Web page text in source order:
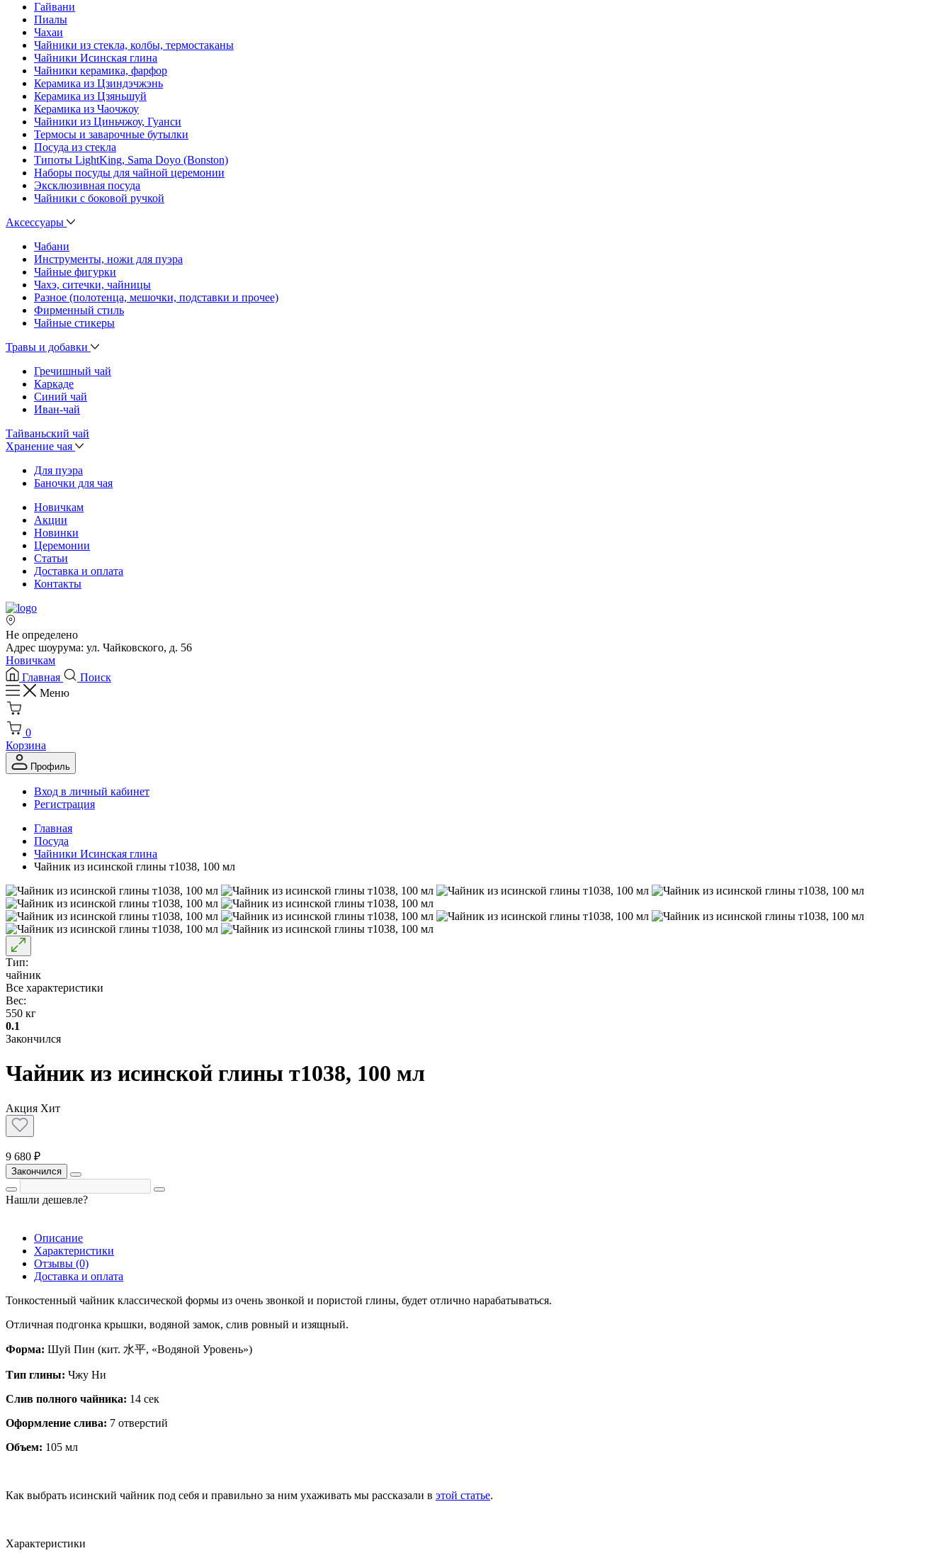
Гайвани
Пиалы
Чахаи
Чайники из стекла, колбы, термостаканы
Чайники Исинская глина
Чайники керамика, фарфор
Керамика из Цзиндэчжэнь
Керамика из Цзяньшуй
Керамика из Чаочжоу
Чайники из Циньчжоу, Гуанси
Термосы и заварочные бутылки
Посуда из стекла
Типоты LightKing, Sama Doyo (Bonston)
Наборы посуды для чайной церемонии
Эксклюзивная посуда
Чайники с боковой ручкой
Аксессуары
Чабани
Инструменты, ножи для пуэра
Чайные фигурки
Чахэ, ситечки, чайницы
Разное (полотенца, мешочки, подставки и прочее)
Фирменный стиль
Чайные стикеры
Травы и добавки
Гречишный чай
Каркаде
Синий чай
Иван-чай
Тайваньский чай
Хранение чая
Для пуэра
Баночки для чая
Новичкам
Акции
Новинки
Церемонии
Статьи
Доставка и оплата
Контакты
Не определено
Адрес шоурума: ул. Чайковского, д. 56
Новичкам
Главная
Поиск
Меню
0
Корзина
Профиль
Вход в личный кабинет
Регистрация
Главная
Посуда
Чайники Исинская глина
Чайник из исинской глины т1038, 100 мл
Тип:
чайник
Все характеристики
Вес:
550 кг
0.1
Закончился
Чайник из исинской глины т1038, 100 мл
Акция Хит
9 680 ₽
Закончился
Нашли дешевле?
Описание
Характеристики
Отзывы (0)
Доставка и оплата
Тонкостенный чайник классической формы из очень звонкой и пористой глины, будет отлично нарабатываться.
Отличная подгонка крышки, водяной замок, слив ровный и изящный.
Форма: Шуй Пин (кит. 水平, «Водяной Уровень»)
Тип глины: Чжу Ни
Слив полного чайника: 14 сек
Оформление слива: 7 отверстий
Объем: 105 мл
Как выбрать исинский чайник под себя и правильно за ним ухаживать мы рассказали в этой статье.
Характеристики